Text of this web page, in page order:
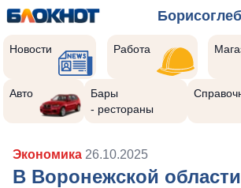
Новости Работа
Авто
Бары
- рестораны
Экономика 26.10.2025
В Воронежской области